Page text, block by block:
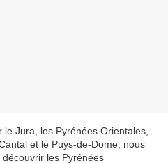
Jura, les Pyrénées Orientales,
et le Puys-de-Dome, nous
les Pyrénées